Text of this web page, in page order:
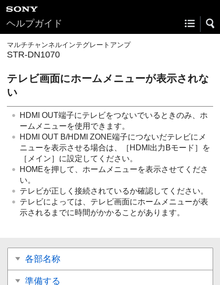
ヘルプガイド
マルチチャンネルインテグレートアンプ
STR-DN1070
テレビ画面にホームメニューが表示されな
い
HDMI OUT端子にテレビをつないでいるときのみ、ホ
ームメニューを使用できます。
HDMI OUT B/HDMI ZONE端子につないだテレビにメ
ニューを表示させる場合は、［HDMI出力Bモード］を
［メイン］に設定してください。
HOMEを押して、ホームメニューを表示させてくださ
い。
テレビが正しく接続されているか確認してください。
テレビによっては、テレビ画面にホームメニューが表
示されるまでに時間がかかることがあります。
各部名称
準備する